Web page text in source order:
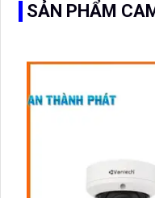
SẢN PHẨM